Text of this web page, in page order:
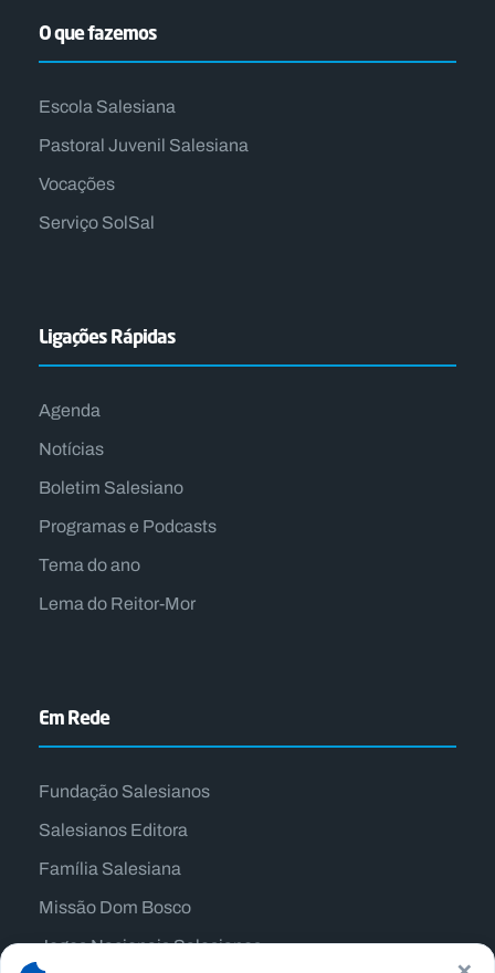
O que fazemos
Escola Salesiana
Pastoral Juvenil Salesiana
Vocações
Serviço SolSal
Ligações Rápidas
Agenda
Notícias
Boletim Salesiano
Programas e Podcasts
Tema do ano
Lema do Reitor-Mor
Em Rede
Fundação Salesianos
Salesianos Editora
Família Salesiana
Missão Dom Bosco
Jogos Nacionais Salesianos